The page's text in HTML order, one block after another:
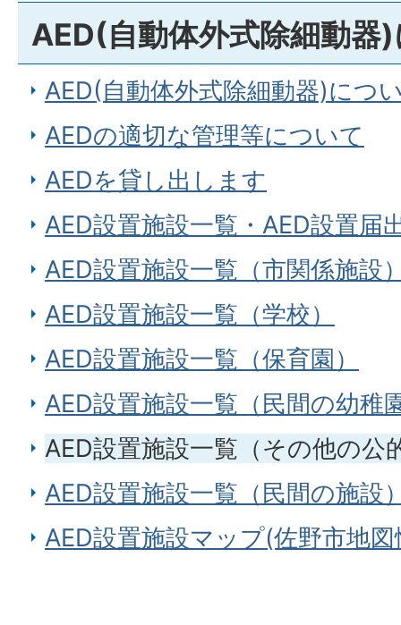
AED(自動体外式除細動器
AED(自動体外式除細動器)につ
AEDの適切な管理等について
AEDを貸し出します
AED設置施設一覧・AED設置届
AED設置施設一覧（市関係施設
AED設置施設一覧（学校）
AED設置施設一覧（保育園）
AED設置施設一覧（民間の幼稚
AED設置施設一覧（その他の公
AED設置施設一覧（民間の施設
AED設置施設マップ(佐野市地